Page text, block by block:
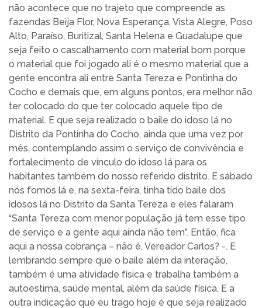
não acontece que no trajeto que compreende as
fazendas Beija Flor, Nova Esperança, Vista Alegre, Poso
Alto, Paraíso, Buritizal, Santa Helena e Guadalupe que
seja feito o cascalhamento com material bom porque
o material que foi jogado ali é o mesmo material que a
gente encontra ali entre Santa Tereza e Pontinha do
Cocho e demais que, em alguns pontos, era melhor não
ter colocado do que ter colocado aquele tipo de
material. E que seja realizado o baile do idoso lá no
Distrito da Pontinha do Cocho, ainda que uma vez por
mês, contemplando assim o serviço de convivência e
fortalecimento de vínculo do idoso lá para os
habitantes também do nosso referido distrito. E sábado
nós fomos lá e, na sexta-feira, tinha tido baile dos
idosos lá no Distrito da Santa Tereza e eles falaram
“Santa Tereza com menor população já tem esse tipo
de serviço e a gente aqui ainda não tem”. Então, fica
aqui a nossa cobrança – não é, Vereador Carlos? -. E
lembrando sempre que o baile além da interação,
também é uma atividade física e trabalha também a
autoestima, saúde mental, além da saúde física. E a
outra indicação que eu trago hoje é que seja realizado